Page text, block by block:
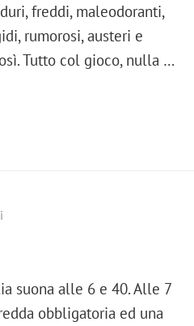
freddi, maleodoranti,
rumorosi, austeri e
Tutto col gioco, nulla …
suona alle 6 e 40. Alle 7
obbligatoria ed una